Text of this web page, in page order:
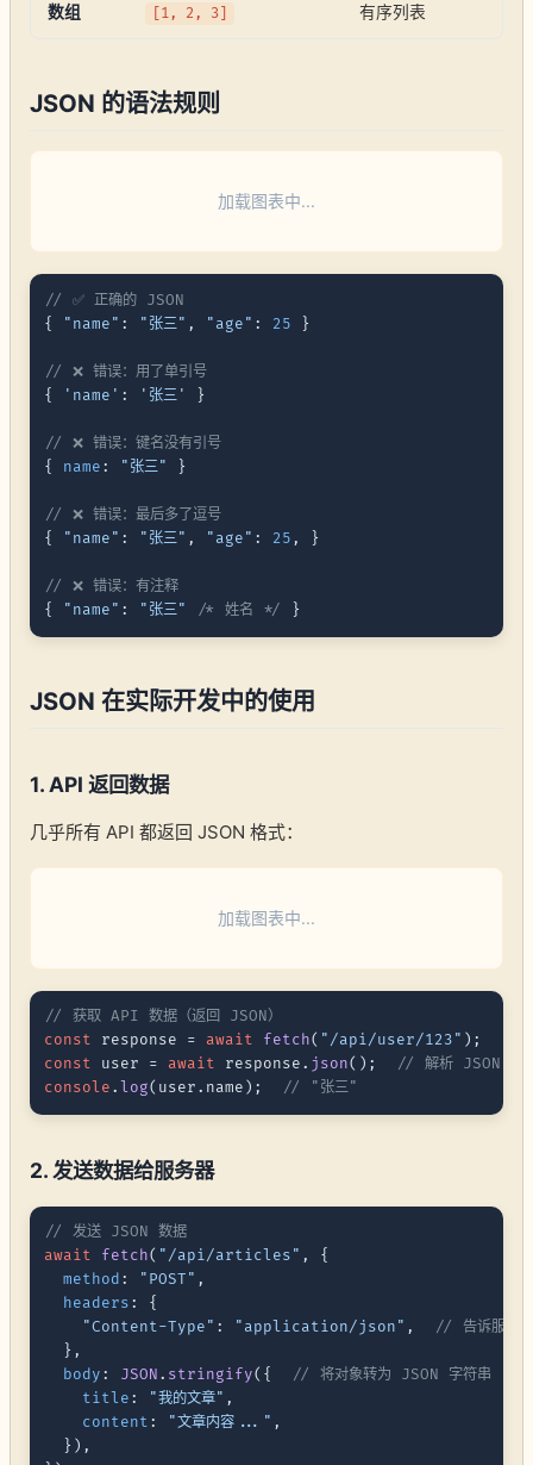
数组 [1, 2, 3] 有序列表
JSON 的语法规则
加载图表中...
// ✅ 正确的 JSON
{
"name" : "张三" , "age" : 25 }
// ❌ 错误：用了单引号
{
'name' : '张三' }
// ❌ 错误：键名没有引号
{ name : "张三" }
// ❌ 错误：最后多了逗号
{
"name" : "张三" , "age" : 25 , }
// ❌ 错误：有注释
{
"name" : "张三" /* 姓名 */
JSON 在实际开发中的使用
1. API 返回数据
几乎所有 API 都返回 JSON 格式：
加载图表中...
// 获取 API 数据（返回 JSON）
const response = await fetch( "/api/user/123"
const user = await response. json();
// 解析 JSON
console . log(user. name ); // "张三"
2. 发送数据给服务器
// 发送 JSON 数据
await
fetch( "/api/articles" , {
method : "POST" ,
headers : {
"Content-Type" : "application/json" ,
// 告诉服务器
  },
body : JSON . stringify({
// 将对象转为 JSON 字符串
title : "我的文章" ,
content : "文章内容..." ,
  }),